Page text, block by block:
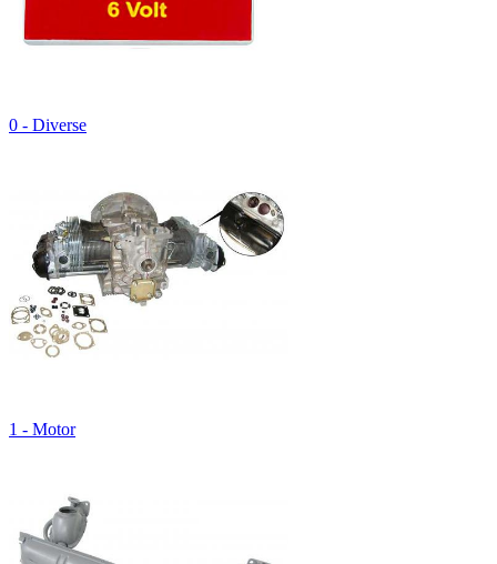
0 - Diverse
1 - Motor